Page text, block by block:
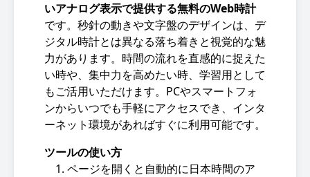
いアナログ表示で提供する無料のWeb時計
です。秒針の動きや文字盤のデザインは、デ
ジタル時計とは異なる落ち着きと視覚的な魅
力があります。時間の流れを直感的に捉えた
い時や、集中力を高めたい時、学習用として
もご活用いただけます。PCやスマートフォ
ンからいつでも手軽にアクセスでき、インタ
ーネット環境があればすぐに利用可能です。
ツールの使い方
ページを開くと自動的に日本時間のア